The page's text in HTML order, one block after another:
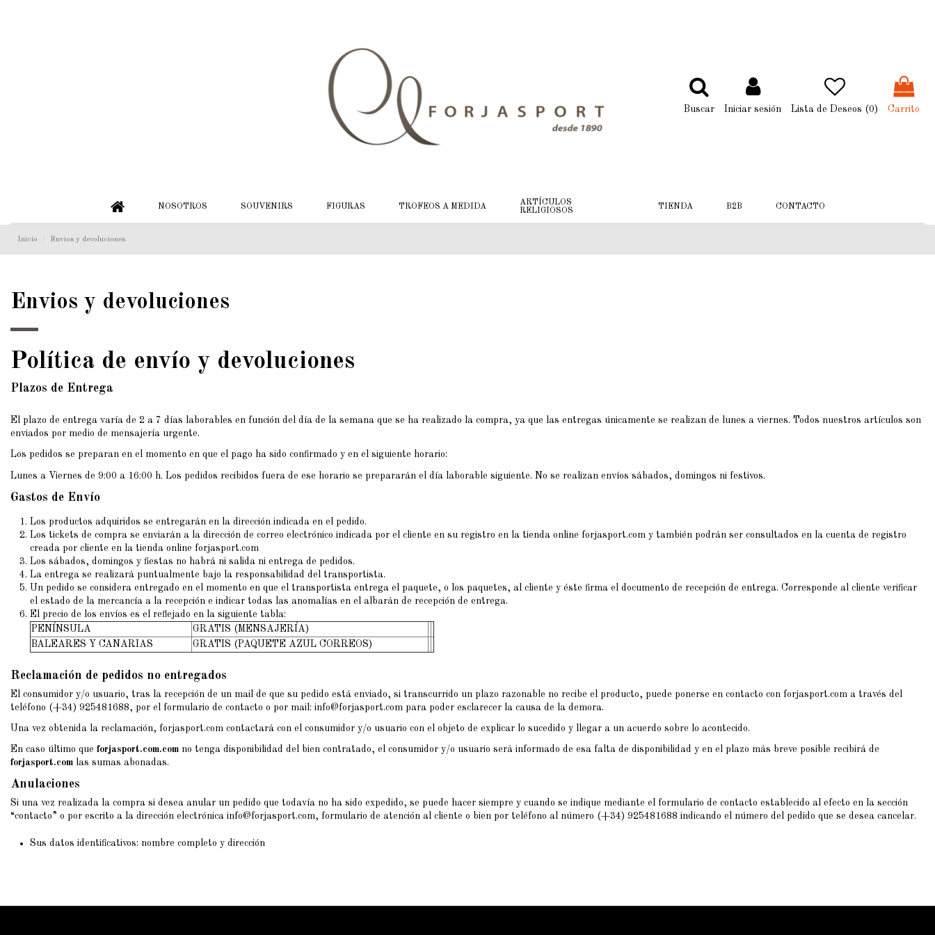
Buscar Iniciar sesión Lista de Deseos (0) Carrito
NOSOTROS SOUVENIRS FIGURAS TROFEOS A MEDIDA
ARTÍCULOS
RELIGIOSOS
TIENDA B2B CONTACTO
Inicio Envios y devoluciones
Envios y devoluciones
Política de envío y devoluciones
Plazos de Entrega
El plazo de entrega varía de 2 a 7 días laborables en función del día de la semana que se ha realizado la compra, ya que las entregas únicamente se realizan de lunes a viernes. Todos nuestros artículos son
enviados por medio de mensajería urgente.
Los pedidos se preparan en el momento en que el pago ha sido confirmado y en el siguiente horario:
Lunes a Viernes de 9:00 a 16:00 h. Los pedidos recibidos fuera de ese horario se prepararán el día laborable siguiente. No se realizan envíos sábados, domingos ni festivos.
Gastos de Envío
Los productos adquiridos se entregarán en la dirección indicada en el pedido.
Los tickets de compra se enviarán a la dirección de correo electrónico indicada por el cliente en su registro en la tienda online forjasport.com y también podrán ser consultados en la cuenta de registro
creada por cliente en la tienda online forjasport.com
Los sábados, domingos y fiestas no habrá ni salida ni entrega de pedidos.
La entrega se realizará puntualmente bajo la responsabilidad del transportista.
Un pedido se considera entregado en el momento en que el transportista entrega el paquete, o los paquetes, al cliente y éste firma el documento de recepción de entrega. Corresponde al cliente verificar
el estado de la mercancía a la recepción e indicar todas las anomalías en el albarán de recepción de entrega.
El precio de los envíos es el reflejado en la siguiente tabla:
PENÍNSULA
GRATIS (MENSAJERÍA)
BALEARES Y CANARIAS
GRATIS (PAQUETE AZUL CORREOS)
Reclamación de pedidos no entregados
El consumidor y/o usuario, tras la recepción de un mail de que su pedido está enviado, si transcurrido un plazo razonable no recibe el producto, puede ponerse en contacto con forjasport.com a través del
teléfono (+34) 925481688, por el formulario de contacto o por mail: info@forjasport.com para poder esclarecer la causa de la demora.
Una vez obtenida la reclamación, forjasport.com contactará con el consumidor y/o usuario con el objeto de explicar lo sucedido y llegar a un acuerdo sobre lo acontecido.
En caso último que forjasport.com.com no tenga disponibilidad del bien contratado, el consumidor y/o usuario será informado de esa falta de disponibilidad y en el plazo más breve posible recibirá de
forjasport.com las sumas abonadas.
Anulaciones
Si una vez realizada la compra si desea anular un pedido que todavía no ha sido expedido, se puede hacer siempre y cuando se indique mediante el formulario de contacto establecido al efecto en la sección
“contacto” o por escrito a la dirección electrónica info@forjasport.com, formulario de atención al cliente o bien por teléfono al número (+34) 925481688 indicando el número del pedido que se desea cancelar.
Sus datos identificativos: nombre completo y dirección